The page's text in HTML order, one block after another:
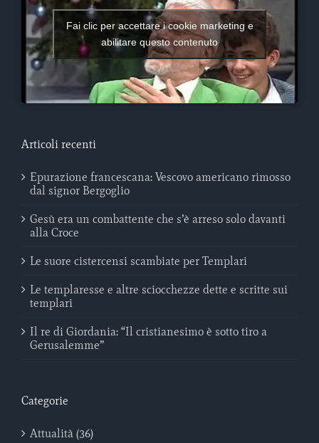
Fai clic per accettare i cookie marketing e
abilitare questo contenuto
Articoli recenti
Epurazione francescana: Vescovo americano rimosso
dal signor Bergoglio
Gesù era un combattente che s’è arreso solo davanti
alla Croce
Le suore cistercensi scambiate per Templari
Le templaresse e altre sciocchezze dette e scritte sui
templari
Il re di Giordania: “Il cristianesimo è sotto tiro a
Gerusalemme”
Categorie
Attualità (36)